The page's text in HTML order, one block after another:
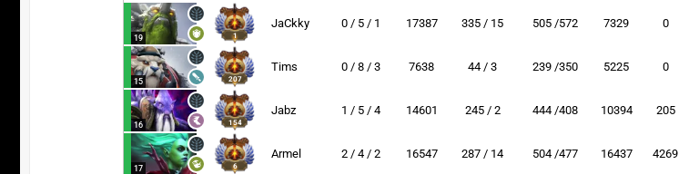
19 1
JaCkky 0 / 5 / 1 17387 335 / 15 505 /572 7329 0
15 207
Tims 0 / 8 / 3 7638 44 / 3 239 /350 5225 0
16 154
Jabz 1 / 5 / 4 14601 245 / 2 444 /408 10394 205
17 6
Armel 2 / 4 / 2 16547 287 / 14 504 /477 16437 4269